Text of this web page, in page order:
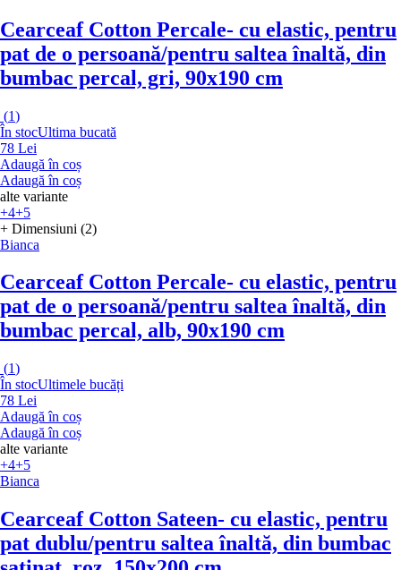
Cearceaf Cotton Percale- cu elastic, pentru
pat de o persoană/pentru saltea înaltă, din
bumbac percal, gri, 90x190 cm
(1)
În stocUltima bucată
78 Lei
Adaugă în coș
Adaugă în coș
alte variante
+4+5
+ Dimensiuni (2)
Bianca
Cearceaf Cotton Percale- cu elastic, pentru
pat de o persoană/pentru saltea înaltă, din
bumbac percal, alb, 90x190 cm
(1)
În stocUltimele bucăți
78 Lei
Adaugă în coș
Adaugă în coș
alte variante
+4+5
Bianca
Cearceaf Cotton Sateen- cu elastic, pentru
pat dublu/pentru saltea înaltă, din bumbac